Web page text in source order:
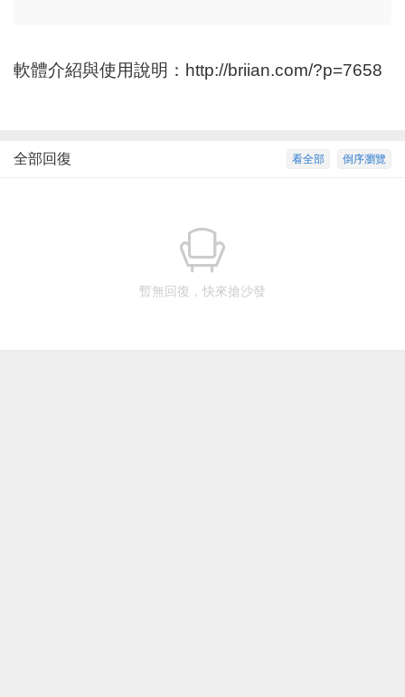
軟體介紹與使用說明： http://briian.com/?p=7658
倒序瀏覽
看全部
全部回復
暫無回復，快來搶沙發